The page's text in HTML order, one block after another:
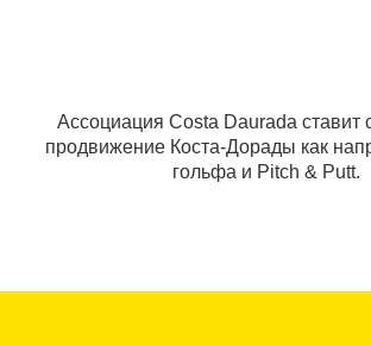
Ассоциация Costa Daurada ставит
продвижение Коста-Дорады как
гольфа и Pitch & Putt.